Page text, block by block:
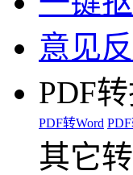
意见
PDF
PDF转Word
其它